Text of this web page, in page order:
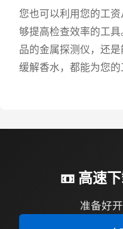
您也可以利用您的工
够提高检查效率的工
品的金属探测仪，还
缓解香水，都能为您的
📼 高速
准备好